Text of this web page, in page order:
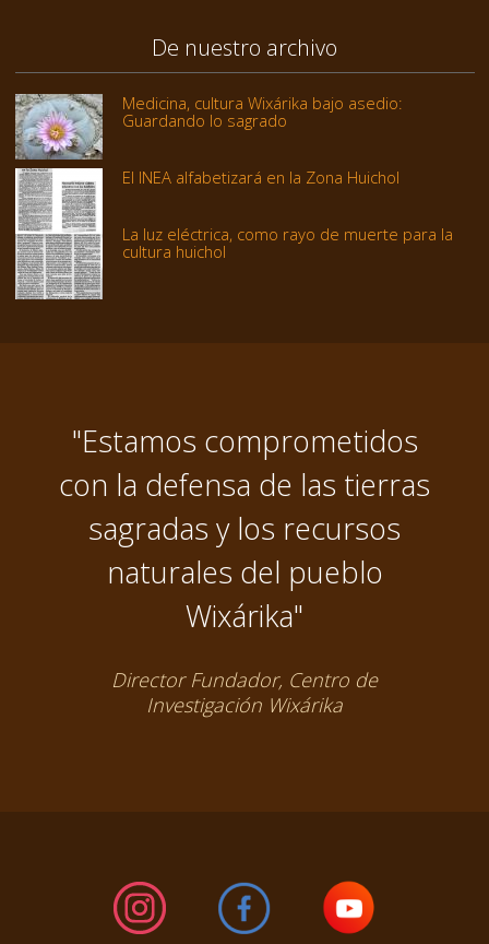
De nuestro archivo
Medicina, cultura Wixárika bajo asedio:
Guardando lo sagrado
El INEA alfabetizará en la Zona Huichol
La luz eléctrica, como rayo de muerte para la
cultura huichol
"Estamos comprometidos
con la defensa de las tierras
sagradas y los recursos
naturales del pueblo
Wixárika"
Director Fundador, Centro de
Investigación Wixárika